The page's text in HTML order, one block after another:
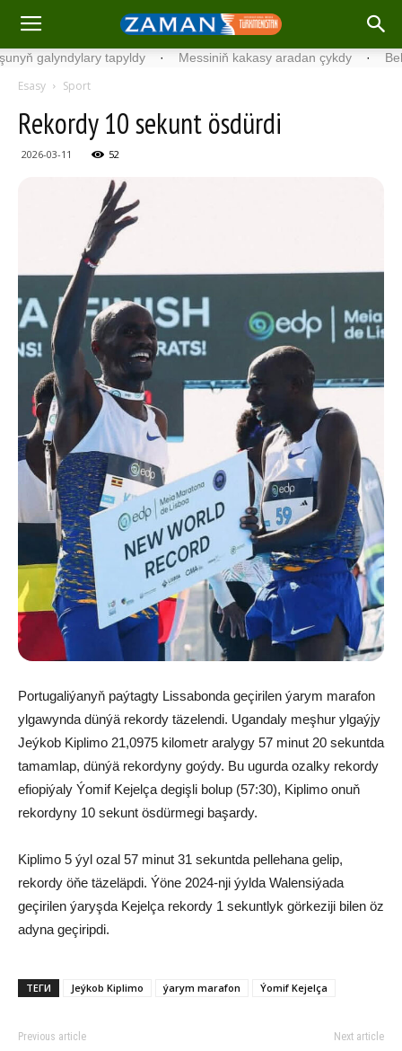
tapyldy · Messiniň kakasy aradan çykdy ·
Esasy Sport
Rekordy 10 sekunt ösdürdi
2026-03-11 52
Portugaliýanyň paýtagty Lissabonda geçirilen ýarym marafon
ylgawynda dünýä rekordy täzelendi. Ugandaly meşhur ylgaýjy
Jeýkob Kiplimo 21,0975 kilometr aralygy 57 minut 20 sekuntda
tamamlap, dünýä rekordyny goýdy. Bu ugurda ozalky rekordy
efiopiýaly Ýomif Kejelça degişli bolup (57:30), Kiplimo onuň
rekordyny 10 sekunt ösdürmegi başardy.
Kiplimo 5 ýyl ozal 57 minut 31 sekuntda pellehana gelip,
rekordy öňe täzeläpdi. Ýöne 2024-nji ýylda Walensiýada
geçirilen ýaryşda Kejelça rekordy 1 sekuntlyk görkeziji bilen öz
adyna geçiripdi.
ТЕГИ Jeýkob Kiplimo ýarym marafon Ýomif Kejelça
Previous article Next article